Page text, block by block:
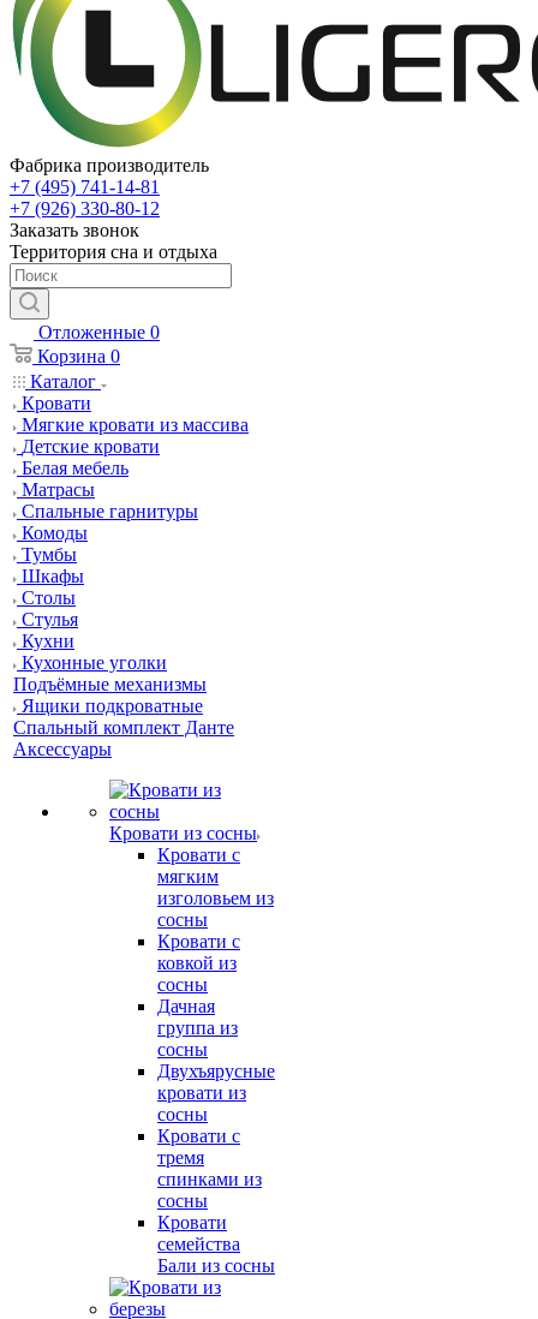
Фабрика производитель
+7 (495) 741-14-81
+7 (926) 330-80-12
Заказать звонок
Территория сна и отдыха
Отложенные 0
Корзина 0
Каталог
Кровати
Мягкие кровати из массива
Детские кровати
Белая мебель
Матрасы
Спальные гарнитуры
Комоды
Тумбы
Шкафы
Столы
Стулья
Кухни
Кухонные уголки
Подъёмные механизмы
Ящики подкроватные
Спальный комплект Данте
Аксессуары
Кровати из сосны
Кровати с
мягким
изголовьем из
сосны
Кровати с
ковкой из
сосны
Дачная
группа из
сосны
Двухъярусные
кровати из
сосны
Кровати с
тремя
спинками из
сосны
Кровати
семейства
Бали из сосны